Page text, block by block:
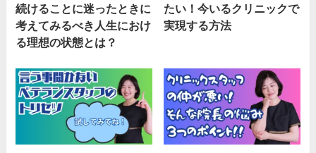
続けることに迷ったときに
考えてみるべき人生におけ
る理想の状態とは？
たい！今いるクリニックで
実現する方法